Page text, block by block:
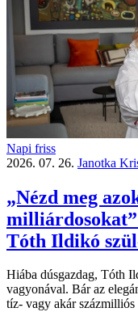
Napi friss
2026. 07. 26. Janotka
„Nézd meg
Tóth Ildikó
Hiába dúsgazdag, Tóth
vagyonával. Bár az
tíz- vagy akár százmilliós